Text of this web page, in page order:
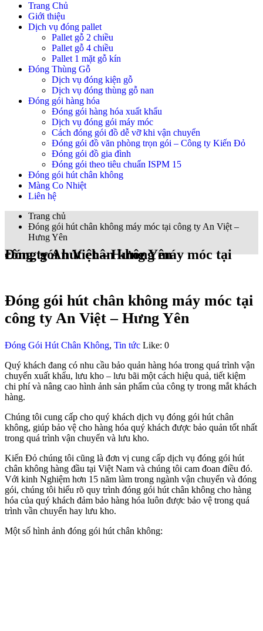
Trang Chủ
Giới thiệu
Dịch vụ đóng pallet
Pallet gỗ 2 chiều
Pallet gỗ 4 chiều
Pallet 1 mặt gỗ kín
Đóng Thùng Gỗ
Dịch vụ đóng kiện gỗ
Dịch vụ đóng thùng gỗ nan
Đóng gói hàng hóa
Đóng gói hàng hóa xuất khẩu
Dịch vụ đóng gói máy móc
Cách đóng gói đồ dễ vỡ khi vận chuyển
Đóng gói đồ văn phòng trọn gói – Công ty Kiến Đỏ
Đóng gói đồ gia đình
Đóng gói theo tiêu chuẩn ISPM 15
Đóng gói hút chân không
Màng Co Nhiệt
Liên hệ
Trang chủ
Đóng gói hút chân không máy móc tại công ty An Việt –
Hưng Yên
Đóng gói hút chân không máy móc tại công ty An Việt – Hưng Yên
Đóng gói hút chân không máy móc tại
công ty An Việt – Hưng Yên
Đóng Gói Hút Chân Không, Tin tức Like: 0
Quý khách đang có nhu cầu bảo quản hàng hóa trong quá trình vận
chuyển xuất khẩu, lưu kho – lưu bãi một cách hiệu quả, tiết kiệm
chi phí và nâng cao hình ảnh sản phẩm của công ty trong mắt khách
hàng.
Chúng tôi cung cấp cho quý khách dịch vụ đóng gói hút chân
không, giúp bảo vệ cho hàng hóa quý khách được bảo quản tốt nhất
trong quá trình vận chuyển và lưu kho.
Kiến Đỏ chúng tôi cũng là đơn vị cung cấp dịch vụ đóng gói hút
chân không hàng đầu tại Việt Nam và chúng tôi cam đoan điều đó.
Với kinh Nghiệm hơn 15 năm làm trong ngành vận chuyển và đóng
gói, chúng tôi hiểu rõ quy trình đóng gói hút chân không cho hàng
hóa của quý khách đảm bảo hàng hóa luôn được bảo vệ trong quá
trình vần chuyển hay lưu kho.
Một số hình ảnh đóng gói hút chân không: